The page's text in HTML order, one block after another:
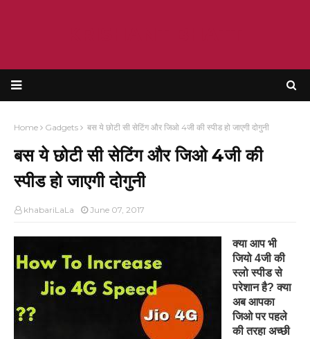
Home Gadgets बस ये छोटी सी सेटिंग और जिओ 4जी की स्पीड हो जाएगी दोगुनी
बस ये छोटी सी सेटिंग और जिओ 4जी की
स्पीड हो जाएगी दोगुनी
khabariLaLa June 07, 2017
क्या आप भी
जियो 4जी की
स्लो स्पीड से
परेशान है? क्या
अब आपका
जिओ पर पहले
की तरहा अच्छी